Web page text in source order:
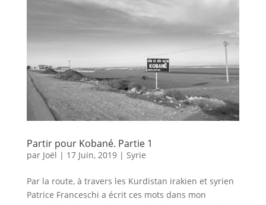
Partir pour Kobané. Partie 1
par Joël | 17 Juin, 2019| Syrie
Par la route, à travers les Kurdistan irakien et syrien
Patrice Franceschi a écrit ces mots dans mon